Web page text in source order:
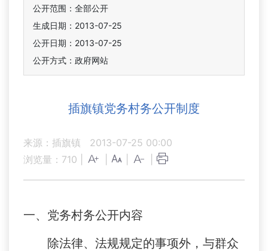
公开范围：全部公开
生成日期：2013-07-25
公开日期：2013-07-25
公开方式：政府网站
插旗镇党务村务公开制度
来源：插旗镇
2013-07-25 00:00
浏览量： 710
一、 党务村务公开内容
除法律、法规规定的事项外，与群众